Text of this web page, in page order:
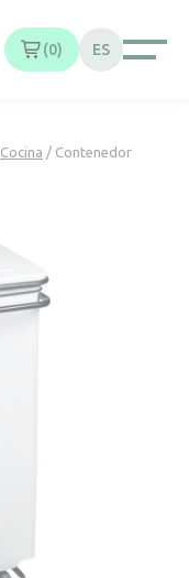
0 ES
Cocina / Contenedor